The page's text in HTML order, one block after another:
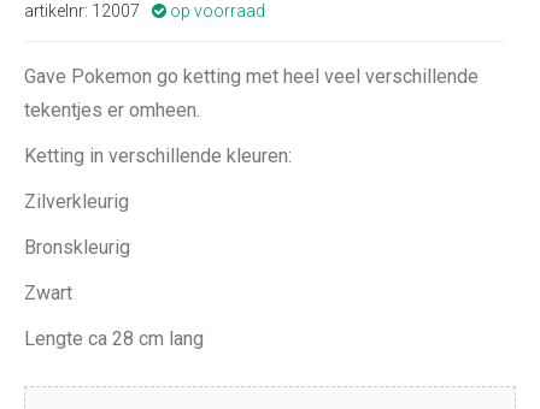
artikelnr: 12007  op voorraad
Gave Pokemon go ketting met heel veel verschillende
tekentjes er omheen.
Ketting in verschillende kleuren:
Zilverkleurig
Bronskleurig
Zwart
Lengte ca 28 cm lang